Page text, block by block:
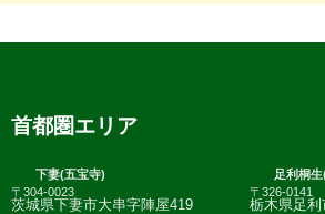
首都圏エリア
下妻(五宝寺)
〒304-0023
茨城県下妻市大串字陣屋419
足利桐
〒326-0141
栃木県足